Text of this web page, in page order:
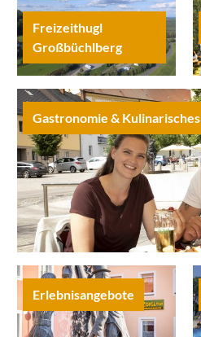
Freizeithugl
Großbüchlberg
Gastronomie & Kulinarisches
Erlebnisangebote